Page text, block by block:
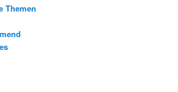
Themen